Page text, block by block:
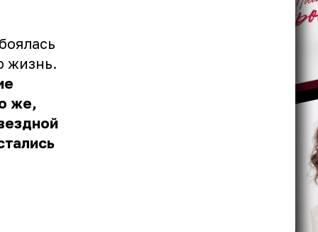
жизнь.
же,